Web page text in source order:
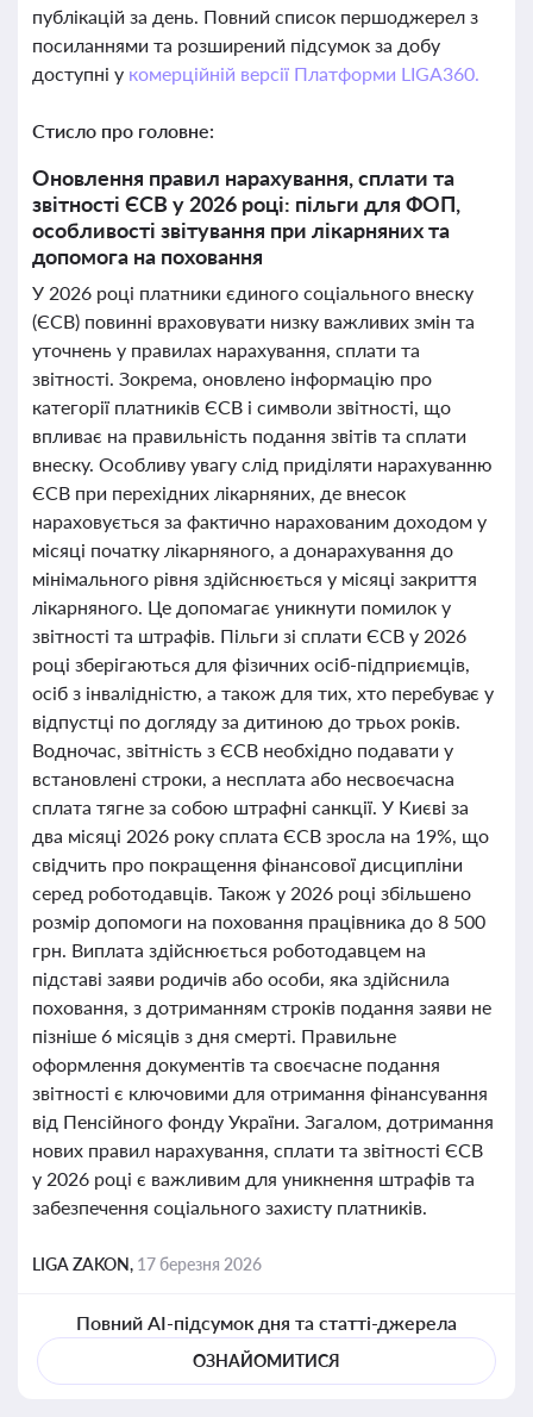
публікацій за день. Повний список першоджерел з
посиланнями та розширений підсумок за добу
доступні у комерційній версії Платформи LIGA360.
Стисло про головне:
Оновлення правил нарахування, сплати та
звітності ЄСВ у 2026 році: пільги для ФОП,
особливості звітування при лікарняних та
допомога на поховання
У 2026 році платники єдиного соціального внеску
(ЄСВ) повинні враховувати низку важливих змін та
уточнень у правилах нарахування, сплати та
звітності. Зокрема, оновлено інформацію про
категорії платників ЄСВ і символи звітності, що
впливає на правильність подання звітів та сплати
внеску. Особливу увагу слід приділяти нарахуванню
ЄСВ при перехідних лікарняних, де внесок
нараховується за фактично нарахованим доходом у
місяці початку лікарняного, а донарахування до
мінімального рівня здійснюється у місяці закриття
лікарняного. Це допомагає уникнути помилок у
звітності та штрафів. Пільги зі сплати ЄСВ у 2026
році зберігаються для фізичних осіб-підприємців,
осіб з інвалідністю, а також для тих, хто перебуває у
відпустці по догляду за дитиною до трьох років.
Водночас, звітність з ЄСВ необхідно подавати у
встановлені строки, а несплата або несвоєчасна
сплата тягне за собою штрафні санкції. У Києві за
два місяці 2026 року сплата ЄСВ зросла на 19%, що
свідчить про покращення фінансової дисципліни
серед роботодавців. Також у 2026 році збільшено
розмір допомоги на поховання працівника до 8 500
грн. Виплата здійснюється роботодавцем на
підставі заяви родичів або особи, яка здійснила
поховання, з дотриманням строків подання заяви не
пізніше 6 місяців з дня смерті. Правильне
оформлення документів та своєчасне подання
звітності є ключовими для отримання фінансування
від Пенсійного фонду України. Загалом, дотримання
нових правил нарахування, сплати та звітності ЄСВ
у 2026 році є важливим для уникнення штрафів та
забезпечення соціального захисту платників.
LIGA ZAKON, 17 березня 2026
Повний AI-підсумок дня та статті-джерела
ОЗНАЙОМИТИСЯ